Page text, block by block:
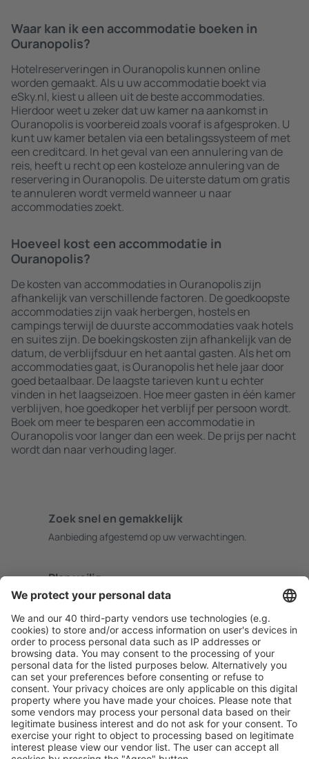
Waar kan ik een accommodatie boeken in
Ouranopolis?
Hotelreserveringen in Ouranopolis kunnen online
worden gemaakt. Als u uw accommodatie boekt via
eSky.nl, kiest u alleen uit de beste accommodaties.
Hierdoor weet u zeker dat uw kamer na aankomst in
Ouranopolis is voorbereid zoals vooraf is afgesproken. U
kunt uw kamer betalen via een betalingssysteem of met
een creditcard. In het geval van een annulering van de
reis, heeft u recht op een kosteloze annulering van de
reservering in Ouranopolis. De uiterste datum om gratis
te annuleren wordt vermeld wanneer u naar
accommodaties zoekt.
Hoeveel kost een accommodatie in
Ouranopolis?
De kosten van accommodaties in Ouranopolis zijn
afhankelijk van verschillende factoren. De goedkoopste
accommodaties zijn vaak herbergen, hostels en
campings terwijl de duurste accommodaties vaak hotels
en suites zijn. De boekingskosten zijn afhankelijk van de
datum, de verblijfsduur en het aantal gasten. Als het om
accommodaties gaat, is Ouranopolis het hele jaar door
goed betaalbaar. De laagste tarieven kunt u echter
vinden in het laagseizoen. Hoe meer gasten in één kamer
verblijven, hoe goedkoper het verblijf per persoon wordt.
Boek om meer te besparen een accommodatie in
Ouranopolis voor langer dan een week. De prijs per nacht
wordt dan naar verhouding lager.
Zoek snel en gemakkelijk
Aanbieding afgestemd op uw verwachtingen.
Plan veilig
Zorgeloos boeken met gratiss annuleringsopties.
Bespaar meer
Reisaanbiedingen en speciale aanbiedingen voor
geregistreerde gebruikers.
Accommodaties die u bevallen
Kies uit meer dan 1,3 miljoen accommodaties: hotels,
jeugdherbergen, appartementen en meer.